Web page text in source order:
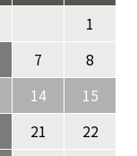
1
7
8
14
15
21
22